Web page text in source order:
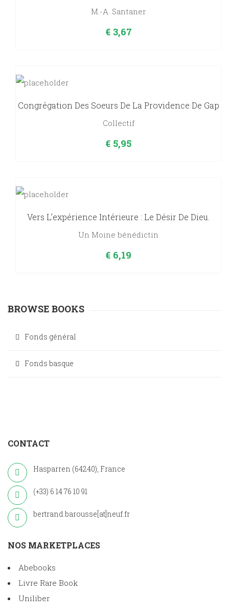
M.-A. Santaner
€3,67
Congrégation Des Soeurs De La Providence De Gap
Collectif
€ 5,95
Vers L’expérience Intérieure : Le Désir De Dieu.
Un Moine bénédictin
€ 6,19
BROWSE BOOKS
Fonds général
Fonds basque
CONTACT
Hasparren (64240), France
(+33) 6 14 76 10 91
bertrand.barousse[at]neuf.fr
NOS MARKETPLACES
Abebooks
Livre Rare Book
Uniliber